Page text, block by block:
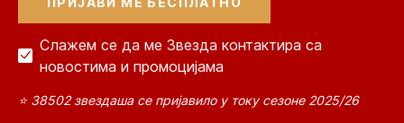
Слажем се да ме Звезда контактира са
новостима и промоцијама
⭐ 38502 звездаша се пријавило у току сезоне 2025/26